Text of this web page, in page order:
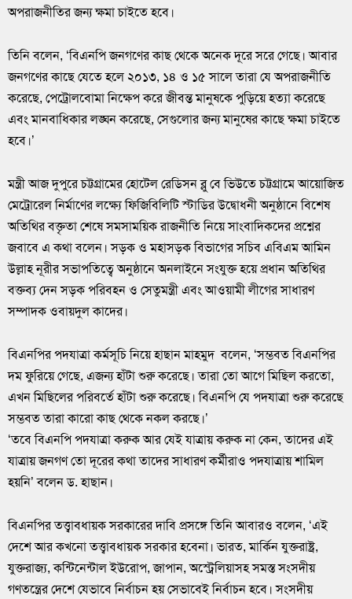
অপরাজনীতির জন্য ক্ষমা চাইতে হবে।
তিনি বলেন, ‘বিএনপি জনগণের কাছ থেকে অনেক দূরে সরে গেছে। আবার
জনগণের কাছে যেতে হলে ২০১৩, ১৪ ও ১৫ সালে তারা যে অপরাজনীতি
করেছে, পেট্রোলবোমা নিক্ষেপ করে জীবন্ত মানুষকে পুড়িয়ে হত্যা করেছে
এবং মানবাধিকার লঙ্ঘন করেছে, সেগুলোর জন্য মানুষের কাছে ক্ষমা চাইতে
হবে।’
মন্ত্রী আজ দুপুরে চট্টগ্রামের হোটেল রেডিসন ব্লু বে ভিউতে চট্টগ্রামে আয়োজিত
মেট্রোরেল নির্মাণের লক্ষ্যে ফিজিবিলিটি স্টাডির উদ্বোধনী অনুষ্ঠানে বিশেষ
অতিথির বক্তৃতা শেষে সমসাময়িক রাজনীতি নিয়ে সাংবাদিকদের প্রশ্নের
জবাবে এ কথা বলেন। সড়ক ও মহাসড়ক বিভাগের সচিব এবিএম আমিন
উল্লাহ নূরীর সভাপতিত্বে অনুষ্ঠানে অনলাইনে সংযুক্ত হয়ে প্রধান অতিথির
বক্তব্য দেন সড়ক পরিবহন ও সেতুমন্ত্রী এবং আওয়ামী লীগের সাধারণ
সম্পাদক ওবায়দুল কাদের।
বিএনপির পদযাত্রা কর্মসূচি নিয়ে হাছান মাহমুদ বলেন, ‘সম্ভবত বিএনপির
দম ফুরিয়ে গেছে, এজন্য হাঁটা শুরু করেছে। তারা তো আগে মিছিল করতো,
এখন মিছিলের পরিবর্তে হাঁটা শুরু করেছে। বিএনপি যে পদযাত্রা শুরু করেছে
সম্ভবত তারা কারো কাছ থেকে নকল করছে।’
‘তবে বিএনপি পদযাত্রা করুক আর যেই যাত্রায় করুক না কেন, তাদের এই
যাত্রায় জনগণ তো দূরের কথা তাদের সাধারণ কর্মীরাও পদযাত্রায় শামিল
হয়নি’ বলেন ড. হাছান।
বিএনপির তত্ত্বাবধায়ক সরকারের দাবি প্রসঙ্গে তিনি আবারও বলেন, ‘এই
দেশে আর কখনো তত্ত্বাবধায়ক সরকার হবেনা। ভারত, মার্কিন যুক্তরাষ্ট্র,
যুক্তরাজ্য, কন্টিনেন্টাল ইউরোপ, জাপান, অস্ট্রেলিয়াসহ সমস্ত সংসদীয়
গণতন্ত্রের দেশে যেভাবে নির্বাচন হয় সেভাবেই নির্বাচন হবে। সংসদীয়